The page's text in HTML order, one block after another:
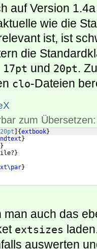
auf Version
wie die
ist, ist
die
17pt und 20pt.
clo-Dateien
zum Übersetzen:
20pt {extbook}
}
}
}
}
man auch das
extsizes
auswerten